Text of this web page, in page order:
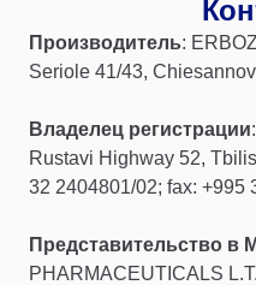
П роизводитель:
Seriole 41/43,
Владелец регистрации
Rustavi Highway 52,
32 2404801/02; fax: +995
Представительство в
PHARMACEUTICALS